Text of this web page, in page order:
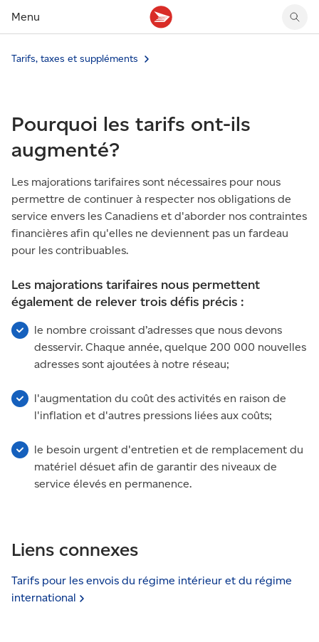
Menu
Tarifs des timbres
Faire un envoi au Canada
Expédier à l’étranger
Acheter timbres et fournitures d’emballage
Conseils d’expédition
Suivre un envoi
Gérer courrier et colis
Cueillette au comptoir
Boîtes postales et casiers
Compte MonArgent Postes Canada
Cartes et services prépayés
Voir les nouveaux timbres
Proposer un timbre
Cachets illustrés
Magazine En détail
Tarifs, taxes et suppléments
Pourquoi les tarifs ont-ils
augmenté?
Les majorations tarifaires sont nécessaires pour nous
permettre de continuer à respecter nos obligations de
service envers les Canadiens et d'aborder nos contraintes
financières afin qu'elles ne deviennent pas un fardeau
pour les contribuables.
Les majorations tarifaires nous permettent
également de relever trois défis précis :
le nombre croissant d’adresses que nous devons
desservir. Chaque année, quelque 200 000 nouvelles
adresses sont ajoutées à notre réseau;
l'augmentation du coût des activités en raison de
l'inflation et d'autres pressions liées aux coûts;
le besoin urgent d'entretien et de remplacement du
matériel désuet afin de garantir des niveaux de
service élevés en permanence.
Liens connexes
Tarifs pour les envois du régime intérieur et du régime
international